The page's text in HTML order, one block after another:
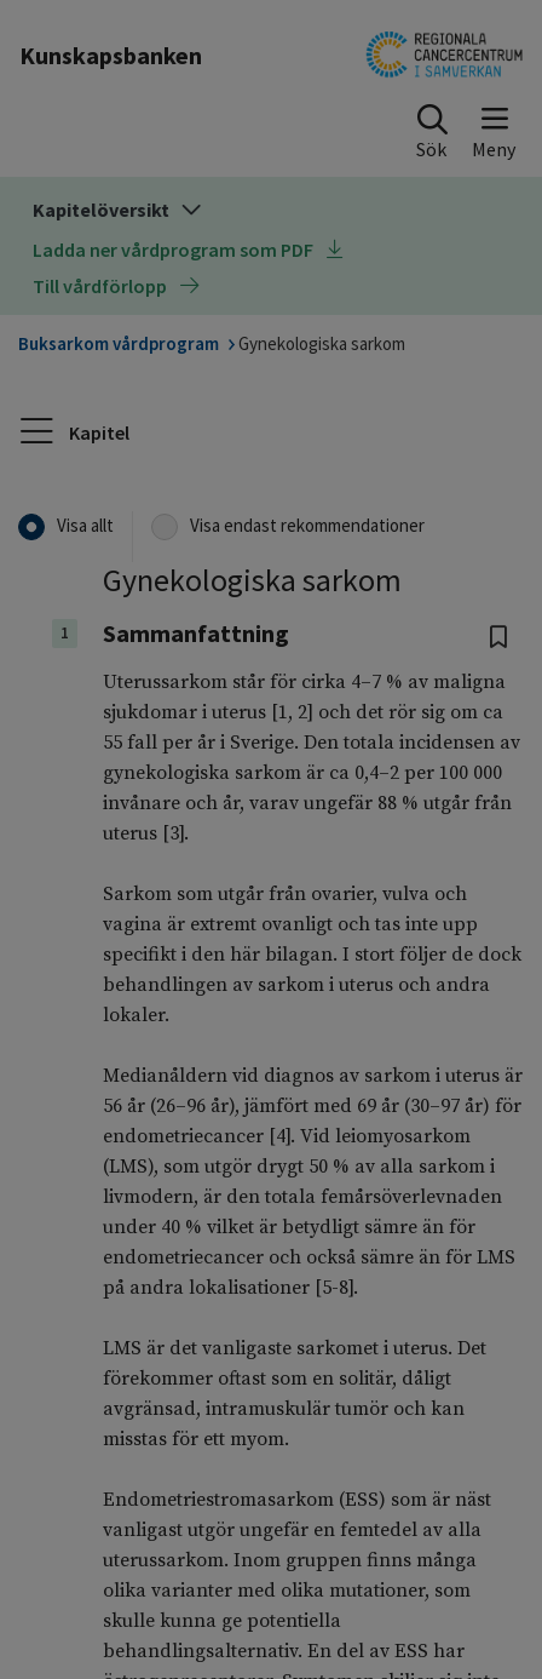
Kunskapsbanken
Sök
Kapitelöversikt
Ladda ner vårdprogram som PDF
Till vårdförlopp
Buksarkom vårdprogram Gynekologiska sarkom
Kapitel
Visa allt Visa endast rekommendationer
Gynekologiska sarkom
1 Sammanfattning
Uterussarkom står för cirka 4–7 % av maligna
sjukdomar i uterus [1, 2] och det rör sig om ca
55 fall per år i Sverige. Den totala incidensen av
gynekologiska sarkom är ca 0,4–2 per 100 000
invånare och år, varav ungefär 88 % utgår från
uterus [3].
Sarkom som utgår från ovarier, vulva och
vagina är extremt ovanligt och tas inte upp
specifikt i den här bilagan. I stort följer de dock
behandlingen av sarkom i uterus och andra
lokaler.
Medianåldern vid diagnos av sarkom i uterus är
56 år (26–96 år), jämfört med 69 år (30–97 år) för
endometriecancer [4]. Vid leiomyosarkom
(LMS), som utgör drygt 50 % av alla sarkom i
livmodern, är den totala femårsöverlevnaden
under 40 % vilket är betydligt sämre än för
endometriecancer och också sämre än för LMS
på andra lokalisationer [5-8].
LMS är det vanligaste sarkomet i uterus. Det
förekommer oftast som en solitär, dåligt
avgränsad, intramuskulär tumör och kan
misstas för ett myom.
Endometriestromasarkom (ESS) som är näst
vanligast utgör ungefär en femtedel av alla
uterussarkom. Inom gruppen finns många
olika varianter med olika mutationer, som
skulle kunna ge potentiella
behandlingsalternativ. En del av ESS har